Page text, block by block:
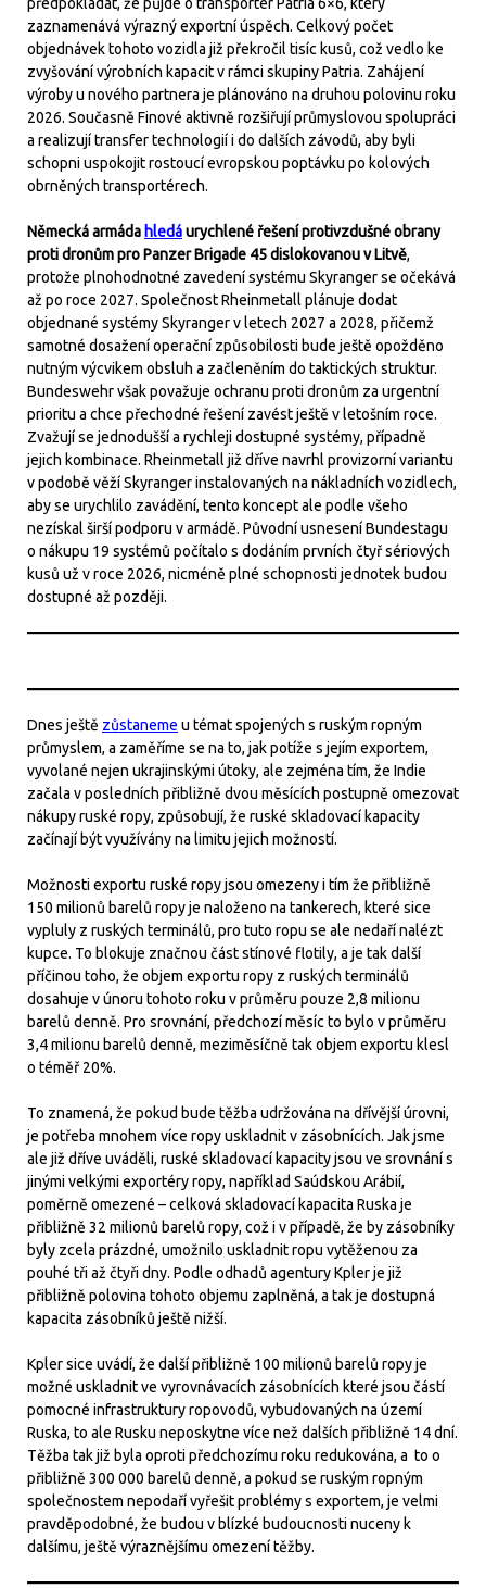
zaznamenává výrazný exportní úspěch. Celkový počet
objednávek tohoto vozidla již překročil tisíc kusů, což vedlo ke
zvyšování výrobních kapacit v rámci skupiny Patria. Zahájení
výroby u nového partnera je plánováno na druhou polovinu roku
2026. Současně Finové aktivně rozšiřují průmyslovou spolupráci
a realizují transfer technologií i do dalších závodů, aby byli
schopni uspokojit rostoucí evropskou poptávku po kolových
obrněných transportérech.
Německá armáda hledáurychlené řešení protivzdušné obrany
proti dronům pro Panzer Brigade 45 dislokovanou v Litvě,
protože plnohodnotné zavedení systému Skyranger se očekává
až po roce 2027. Společnost Rheinmetall plánuje dodat
objednané systémy Skyranger v letech 2027 a 2028, přičemž
samotné dosažení operační způsobilosti bude ještě opožděno
nutným výcvikem obsluh a začleněním do taktických struktur.
Bundeswehr však považuje ochranu proti dronům za urgentní
prioritu a chce přechodné řešení zavést ještě v letošním roce.
Zvažují se jednodušší a rychleji dostupné systémy, případně
jejich kombinace. Rheinmetall již dříve navrhl provizorní variantu
v podobě věží Skyranger instalovaných na nákladních vozidlech,
aby se urychlilo zavádění, tento koncept ale podle všeho
nezískal širší podporu v armádě. Původní usnesení Bundestagu
o nákupu 19 systémů počítalo s dodáním prvních čtyř sériových
kusů už v roce 2026, nicméně plné schopnosti jednotek budou
dostupné až později.
Dnes ještě zůstaneme u témat spojených s ruským ropným
průmyslem, a zaměříme se na to, jak potíže s jejím exportem,
vyvolané nejen ukrajinskými útoky, ale zejména tím, že Indie
začala v posledních přibližně dvou měsících postupně omezovat
nákupy ruské ropy, způsobují, že ruské skladovací kapacity
začínají být využívány na limitu jejich možností.
Možnosti exportu ruské ropy jsou omezeny i tím že přibližně
150 milionů barelů ropy je naloženo na tankerech, které sice
vypluly z ruských terminálů, pro tuto ropu se ale nedaří nalézt
kupce. To blokuje značnou část stínové flotily, a je tak další
příčinou toho, že objem exportu ropy z ruských terminálů
dosahuje v únoru tohoto roku v průměru pouze 2,8 milionu
barelů denně. Pro srovnání, předchozí měsíc to bylo v průměru
3,4 milionu barelů denně, meziměsíčně tak objem exportu klesl
o téměř 20%.
To znamená, že pokud bude těžba udržována na dřívější úrovni,
je potřeba mnohem více ropy uskladnit v zásobnících. Jak jsme
ale již dříve uváděli, ruské skladovací kapacity jsou ve srovnání s
jinými velkými exportéry ropy, například Saúdskou Arábií,
poměrně omezené – celková skladovací kapacita Ruska je
přibližně 32 milionů barelů ropy, což i v případě, že by zásobníky
byly zcela prázdné, umožnilo uskladnit ropu vytěženou za
pouhé tři až čtyři dny. Podle odhadů agentury Kpler je již
přibližně polovina tohoto objemu zaplněná, a tak je dostupná
kapacita zásobníků ještě nižší.
Kpler sice uvádí, že další přibližně 100 milionů barelů ropy je
možné uskladnit ve vyrovnávacích zásobnících které jsou částí
pomocné infrastruktury ropovodů, vybudovaných na území
Ruska, to ale Rusku neposkytne více než dalších přibližně 14 dní.
Těžba tak již byla oproti předchozímu roku redukována, a to o
přibližně 300 000 barelů denně, a pokud se ruským ropným
společnostem nepodaří vyřešit problémy s exportem, je velmi
pravděpodobné, že budou v blízké budoucnosti nuceny k
dalšímu, ještě výraznějšímu omezení těžby.